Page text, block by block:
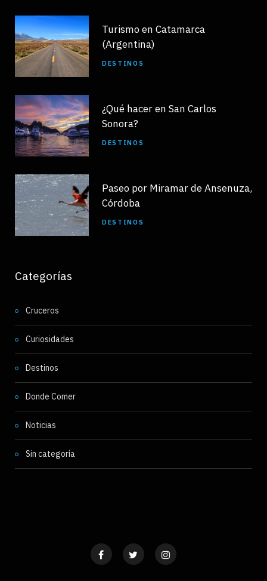
Turismo en Catamarca
(Argentina)
DESTINOS
¿Qué hacer en San Carlos
Sonora?
DESTINOS
Paseo por Miramar de Ansenuza,
Córdoba
DESTINOS
Categorías
Cruceros
Curiosidades
Destinos
Donde Comer
Noticias
Sin categoría